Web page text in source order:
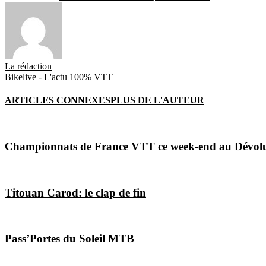
La rédaction
Bikelive - L'actu 100% VTT
ARTICLES CONNEXESPLUS DE L'AUTEUR
Championnats de France VTT ce week-end au
Titouan Carod: le clap de fin
Pass’Portes du Soleil MTB